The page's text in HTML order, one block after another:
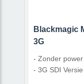
Blackmagic
3G
- Zonder
- 3G SDI Versie